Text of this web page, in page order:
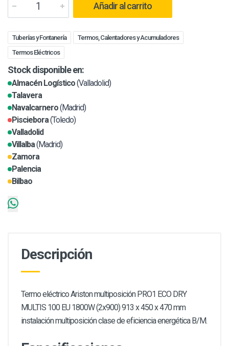
Añadir al carrito
Tuberías y Fontanería
Termos, Calentadores y Acumuladores
Termos Eléctricos
Stock disponible en:
Almacén Logístico(Valladolid)
Talavera
Navalcarnero(Madrid)
Pisciebora(Toledo)
Valladolid
Villalba(Madrid)
Zamora
Palencia
Bilbao
Descripción
Termo eléctrico Ariston multiposición PRO1 ECO DRY
MULTIS 100 EU 1800W (2x900) 913 x 450 x 470 mm
instalación multiposición clase de eficiencia energética B/M.